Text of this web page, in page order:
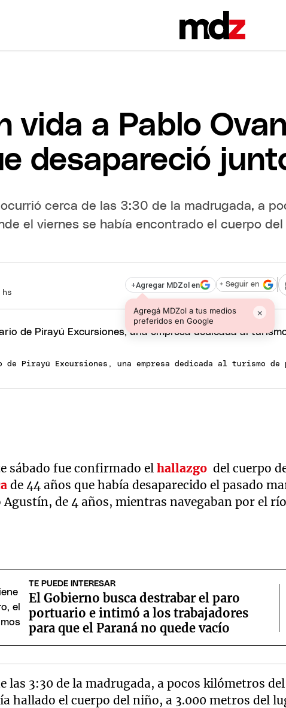
vida a Pablo
desapareció
cerca de las 3:30 de la madrugada, a
el viernes se había encontrado el cuerpo del
+Agregar MDZol en
Agregá MDZol a tus medios
preferidos en Google
×
+ Seguir en
de Pirayú Excursiones, una empresa dedicada al turismo de
sábado fue confirmado elhallazgo del cuerpo
de 44 años que había desaparecido el pasado
de 4 años, mientras navegaban por el río
TE PUEDE INTERESAR
El Gobierno busca destrabar el paro
portuario e intimó a los trabajadores
para que el Paraná no quede vacío
las 3:30 de la madrugada, a pocos kilómetros
hallado el cuerpo del niño, a 3.000 metros del